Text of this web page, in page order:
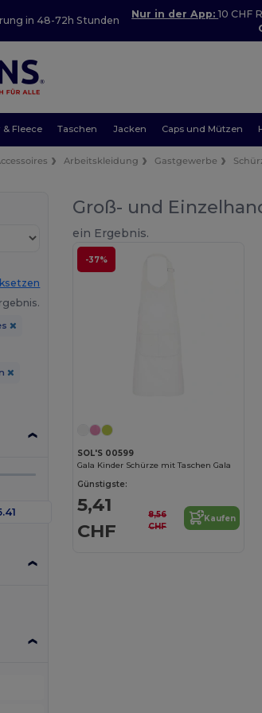
in 48-72h Stunden
Nur in der App:10 CHF
& Fleece Taschen Jacken Caps und Mützen
Arbeitskleidung Gastgewerbe
Groß- und
ein Ergebnis.
-37%
SOL'S 00599
Gala Kinder Schürze mit Taschen Gala
Günstigste:
5,41
CHF
8,56
CHF
Kaufen